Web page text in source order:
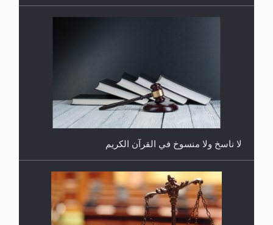
هل يُحسب حول الزكاة وفق السنة الميلادية أو الهجرية؟
العكس
لا ناسخ ولا منسوخ في القرآن الكريم